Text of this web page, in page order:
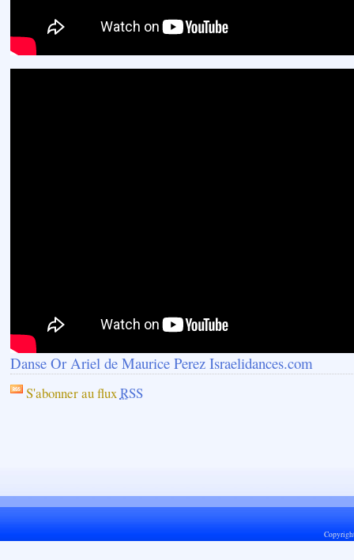
Danse Or Ariel de Maurice Perez Israelidances.com
S'abonner au flux RSS